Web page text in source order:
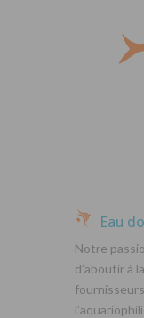
Eau
Notre
d’aboutir à